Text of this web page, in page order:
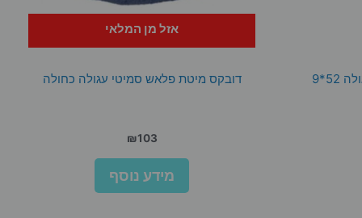
אזל מן המלאי
דובקס מיטת פלאש סמיטי עגולה כחולה
₪103
מידע נוסף